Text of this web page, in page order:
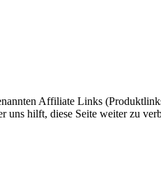
Affiliate Links
hilft, diese Seite weiter zu